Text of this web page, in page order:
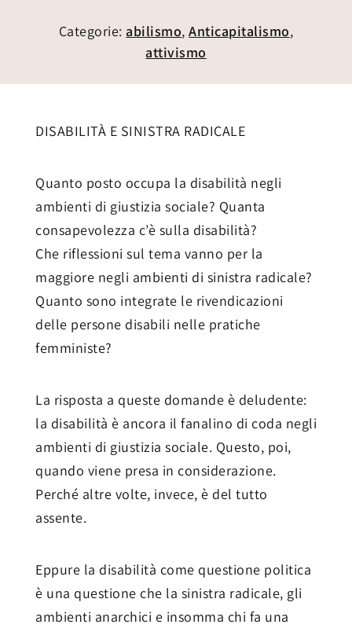
Categorie: abilismo,Anticapitalismo,
attivismo
DISABILITÀ E SINISTRA RADICALE
Quanto posto occupa la disabilità negli
ambienti di giustizia sociale? Quanta
consapevolezza c’è sulla disabilità?
Che riflessioni sul tema vanno per la
maggiore negli ambienti di sinistra radicale?
Quanto sono integrate le rivendicazioni
delle persone disabili nelle pratiche
femministe?
La risposta a queste domande è deludente:
la disabilità è ancora il fanalino di coda negli
ambienti di giustizia sociale. Questo, poi,
quando viene presa in considerazione.
Perché altre volte, invece, è del tutto
assente.
Eppure la disabilità come questione politica
è una questione che la sinistra radicale, gli
ambienti anarchici e insomma chi fa una